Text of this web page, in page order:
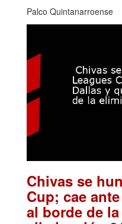
Palco Quintanarroense
Chivas se
Cup; cae
al borde de la